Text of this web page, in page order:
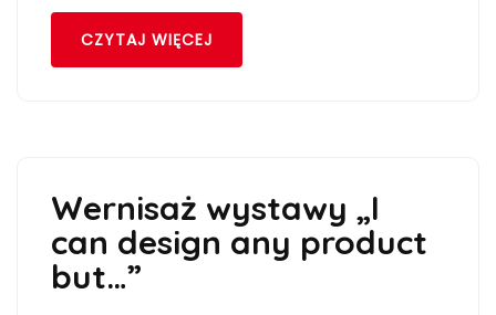
CZYTAJ WIĘCEJ
Wernisaż wystawy „I
can design any product
but…”